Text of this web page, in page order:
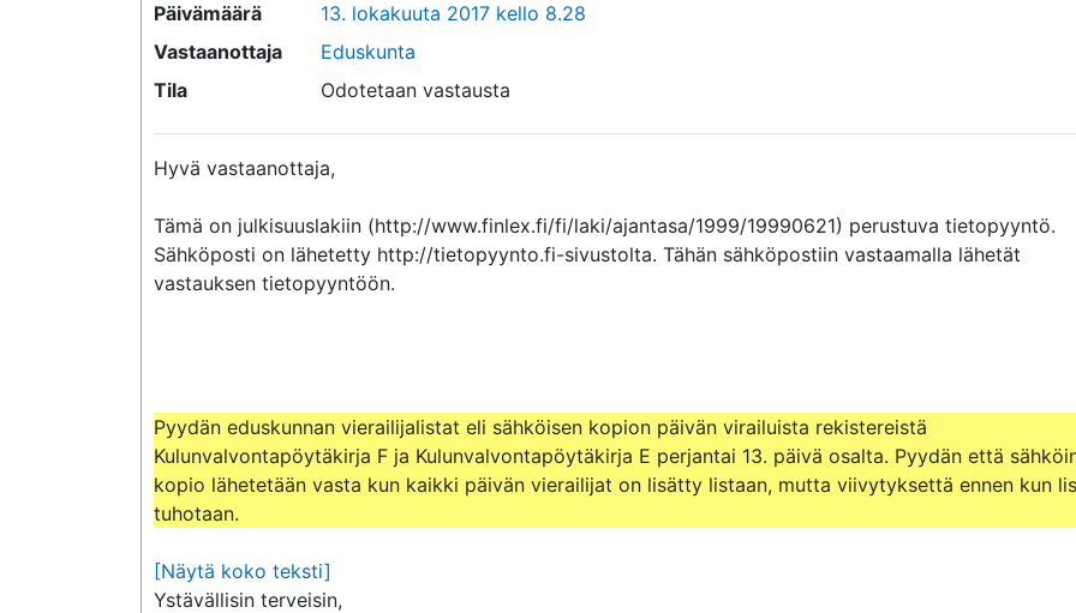
Päivämäärä
13. lokakuuta 2017 kello 8.28
Vastaanottaja
Eduskunta
Tila
Odotetaan vastausta
Hyvä vastaanottaja,
Tämä on julkisuuslakiin (http://www.finlex.fi/fi/laki/ajantasa/1999/19990621) perustuva tietopyyntö.
Sähköposti on lähetetty http://tietopyynto.fi-sivustolta. Tähän sähköpostiin vastaamalla lähetät
vastauksen tietopyyntöön.
Pyydän eduskunnan vierailijalistat eli sähköisen kopion päivän virailuista rekistereistä
Kulunvalvontapöytäkirja F ja Kulunvalvontapöytäkirja E perjantai 13. päivä osalta. Pyydän että
kopio lähetetään vasta kun kaikki päivän vierailijat on lisätty listaan, mutta viivytyksettä ennen kun
tuhotaan.
[Näytä koko teksti]
Ystävällisin terveisin,